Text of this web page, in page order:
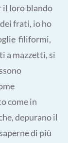
il loro blando
frati, io ho
filiformi,
a mazzetti, si
come in
depurano il
di più